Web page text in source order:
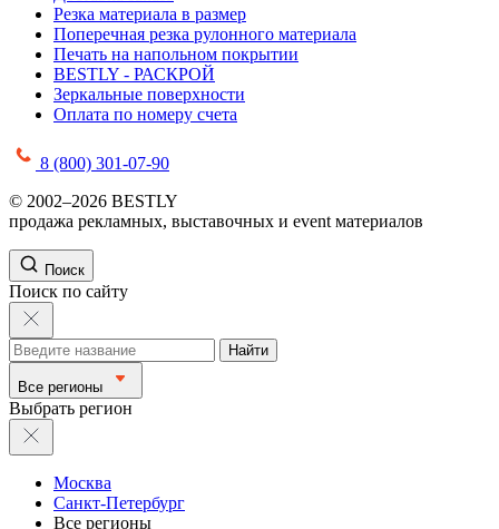
Резка материала в размер
Поперечная резка рулонного материала
Печать на напольном покрытии
BESTLY - РАСКРОЙ
Зеркальные поверхности
Оплата по номеру счета
8 (800) 301-07-90
© 2002–2026 BESTLY
продажа рекламных, выставочных и event материалов
Поиск
Поиск по сайту
Найти
Все регионы
Выбрать регион
Москва
Санкт-Петербург
Все регионы